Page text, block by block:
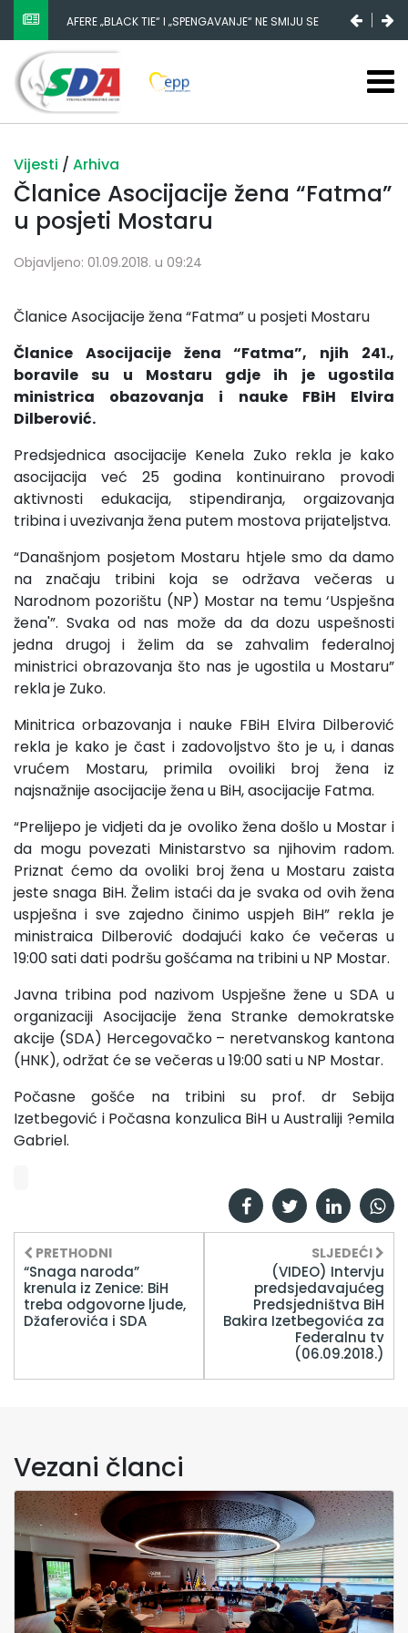
AFERE „BLACK TIE“ I „SPENGAVANJE“ NE SMIJU SE
ZATAŠKATI
Vijesti / Arhiva
Članice Asocijacije žena “Fatma”
u posjeti Mostaru
Objavljeno: 01.09.2018. u 09:24
Članice Asocijacije žena “Fatma” u posjeti Mostaru
Članice Asocijacije žena “Fatma”, njih 241.,
boravile su u Mostaru gdje ih je ugostila
ministrica obazovanja i nauke FBiH Elvira
Dilberović.
Predsjednica asocijacije Kenela Zuko rekla je kako
asocijacija već 25 godina kontinuirano provodi
aktivnosti edukacija, stipendiranja, orgaizovanja
tribina i uvezivanja žena putem mostova prijateljstva.
“Današnjom posjetom Mostaru htjele smo da damo
na značaju tribini koja se održava večeras u
Narodnom pozorištu (NP) Mostar na temu ‘Uspješna
žena'”. Svaka od nas može da da dozu uspešnosti
jedna drugoj i želim da se zahvalim federalnoj
ministrici obrazovanja što nas je ugostila u Mostaru”
rekla je Zuko.
Minitrica orbazovanja i nauke FBiH Elvira Dilberović
rekla je kako je čast i zadovoljstvo što je u, i danas
vrućem Mostaru, primila ovoiliki broj žena iz
najsnažnije asocijacije žena u BiH, asocijacije Fatma.
“Prelijepo je vidjeti da je ovoliko žena došlo u Mostar i
da mogu povezati Ministarstvo sa njihovim radom.
Priznat ćemo da ovoliki broj žena u Mostaru zaista
jeste snaga BiH. Želim istaći da je svaka od ovih žena
uspješna i sve zajedno činimo uspjeh BiH” rekla je
ministraica Dilberović dodajući kako će večeras u
19:00 sati dati podršu gošćama na tribini u NP Mostar.
Javna tribina pod nazivom Uspješne žene u SDA u
organizaciji Asocijacije žena Stranke demokratske
akcije (SDA) Hercegovačko – neretvanskog kantona
(HNK), održat će se večeras u 19:00 sati u NP Mostar.
Počasne gošće na tribini su prof. dr Sebija
Izetbegović i Počasna konzulica BiH u Australiji ?emila
Gabriel.
PRETHODNI
“Snaga naroda”
krenula iz Zenice: BiH
treba odgovorne ljude,
Džaferovića i SDA
SLJEDEĆI
(VIDEO) Intervju
predsjedavajućeg
Predsjedništva BiH
Bakira Izetbegovića za
Federalnu tv
(06.09.2018.)
Vezani članci